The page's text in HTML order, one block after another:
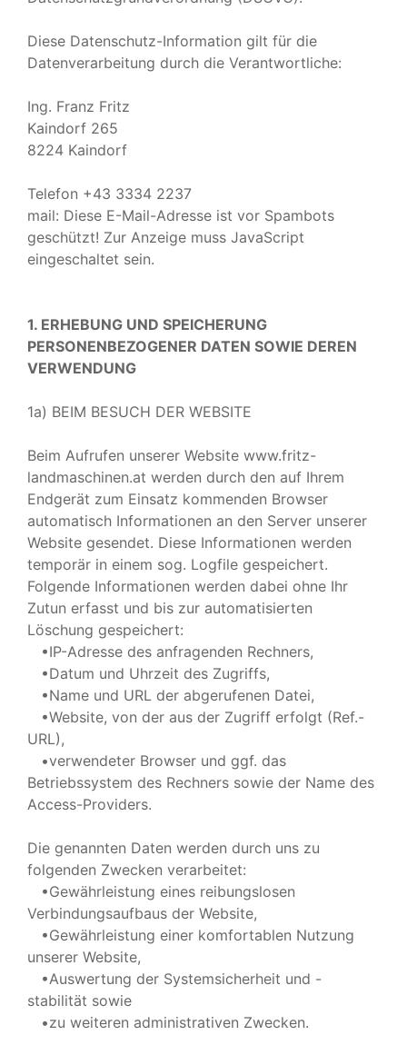
Diese Datenschutz-Information gilt für die
Datenverarbeitung durch die Verantwortliche:
Ing. Franz Fritz
Kaindorf 265
8224 Kaindorf
Telefon +43 3334 2237
mail: Diese E-Mail-Adresse ist vor Spambots
geschützt! Zur Anzeige muss JavaScript
eingeschaltet sein.
1. ERHEBUNG UND SPEICHERUNG
PERSONENBEZOGENER DATEN SOWIE DEREN
VERWENDUNG
1a) BEIM BESUCH DER WEBSITE
Beim Aufrufen unserer Website www.fritz-
landmaschinen.at werden durch den auf Ihrem
Endgerät zum Einsatz kommenden Browser
automatisch Informationen an den Server unserer
Website gesendet. Diese Informationen werden
temporär in einem sog. Logfile gespeichert.
Folgende Informationen werden dabei ohne Ihr
Zutun erfasst und bis zur automatisierten
Löschung gespeichert:
•IP-Adresse des anfragenden Rechners,
•Datum und Uhrzeit des Zugriffs,
•Name und URL der abgerufenen Datei,
•Website, von der aus der Zugriff erfolgt (Ref.-
URL),
•verwendeter Browser und ggf. das
Betriebssystem des Rechners sowie der Name des
Access-Providers.
Die genannten Daten werden durch uns zu
folgenden Zwecken verarbeitet:
•Gewährleistung eines reibungslosen
Verbindungsaufbaus der Website,
•Gewährleistung einer komfortablen Nutzung
unserer Website,
•Auswertung der Systemsicherheit und -
stabilität sowie
•zu weiteren administrativen Zwecken.